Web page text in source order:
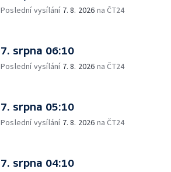
Poslední vysílání 7. 8. 2026 na ČT24
7. srpna 06:10
Poslední vysílání 7. 8. 2026 na ČT24
7. srpna 05:10
Poslední vysílání 7. 8. 2026 na ČT24
7. srpna 04:10